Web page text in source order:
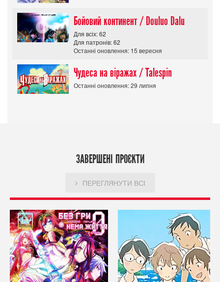
Бойовий континент / Douluo Dalu
Для всіх: 62
Для патронів: 62
Останні оновлення: 15 вересня
Чудеса на віражах / Talespin
Останні оновлення: 29 липня
ЗАВЕРШЕНІ ПРОЄКТИ
ПЕРЕГЛЯНУТИ ВСІ